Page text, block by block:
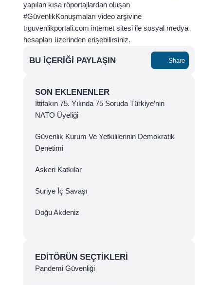
yapılan kısa röportajlardan oluşan
#GüvenlikKonuşmaları video arşivine
trguvenlikportali.com internet sitesi ile sosyal medya
hesapları üzerinden erişebilirsiniz.
BU İÇERIĞI PAYLAŞIN Share
SON EKLENENLER
İttifakın 75. Yılında 75 Soruda Türkiye’nin
NATO Üyeliği
Güvenlik Kurum Ve Yetkililerinin Demokratik
Denetimi
Askeri Katkılar
Suriye İç Savaşı
Doğu Akdeniz
EDITÖRÜN SEÇTIKLERI
Pandemi Güvenliği